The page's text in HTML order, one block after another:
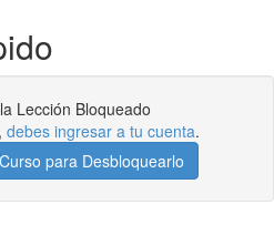
Lección Bloqueado
debes ingresar a tu cuenta.
para Desbloquearlo